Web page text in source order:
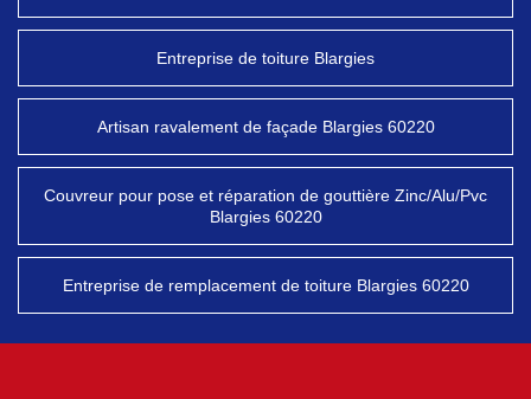
Entreprise de toiture Blargies
Artisan ravalement de façade Blargies 60220
Couvreur pour pose et réparation de gouttière Zinc/Alu/Pvc
Blargies 60220
Entreprise de remplacement de toiture Blargies 60220